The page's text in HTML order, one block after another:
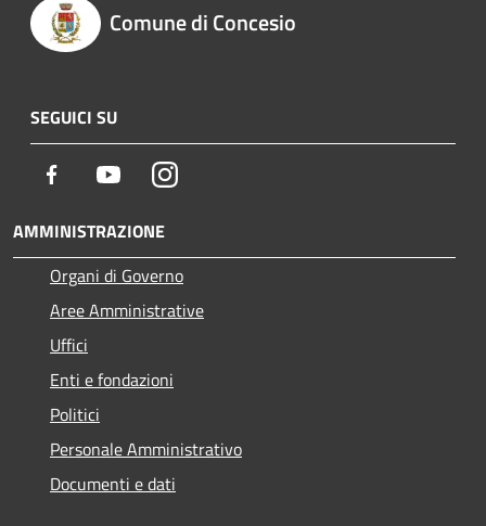
Comune di Concesio
SEGUICI SU
Facebook YoutubeInstagram
AMMINISTRAZIONE
Organi di Governo
Aree Amministrative
Uffici
Enti e fondazioni
Politici
Personale Amministrativo
Documenti e dati